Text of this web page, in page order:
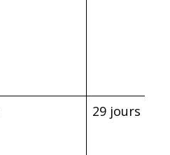
29 jours